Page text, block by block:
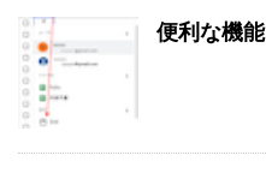
便利な機能